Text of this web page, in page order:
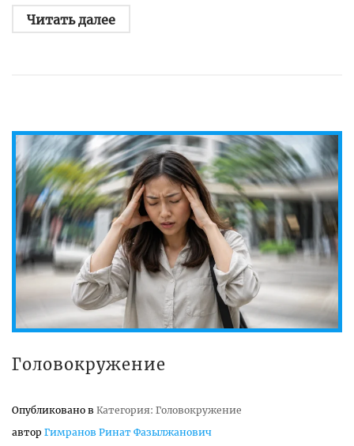
Читать далее
Головокружение
Опубликовано в Категория: Головокружение
автор Гимранов Ринат Фазылжанович